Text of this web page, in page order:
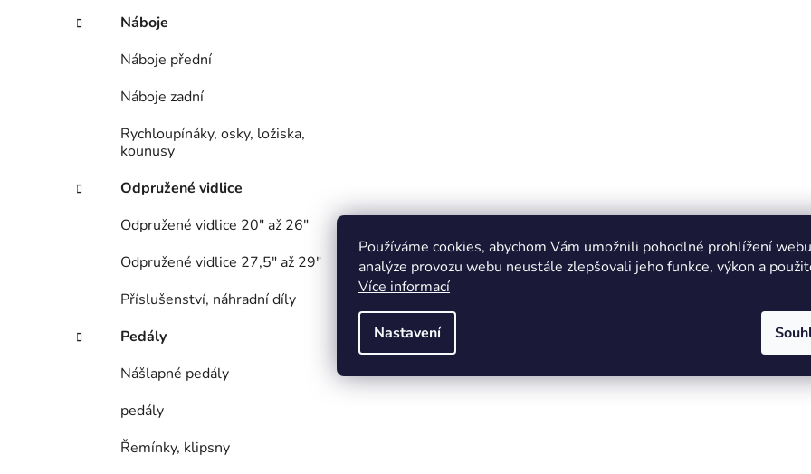
Používáme cookies, abychom Vám umožnili pohodlné prohlížení
analýze provozu webu neustále zlepšovali jeho funkce, výkon a
Více informací
Nastavení
Náboje
Náboje přední
Náboje zadní
Rychloupínáky, osky, ložiska,
kounusy
Odpružené vidlice
Odpružené vidlice 20" až 26"
Odpružené vidlice 27,5" až 29"
Příslušenství, náhradní díly
Pedály
Nášlapné pedály
pedály
Řemínky, klipsny